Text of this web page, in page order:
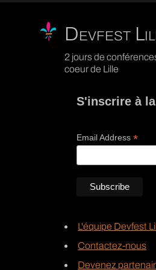
Devfest
2 jours de
coeur de Lille
S'inscrire à
Email Address*
L'équipe Devfest
Contactez-nous
Devenez